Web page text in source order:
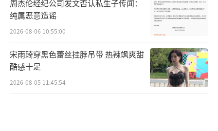
周杰伦经纪公司发文否认私生子传闻：
纯属恶意造谣
2026-08-06 10:55:00
宋雨琦穿黑色蕾丝挂脖吊带 热辣飒爽甜
酷感十足
2026-08-05 11:45:54